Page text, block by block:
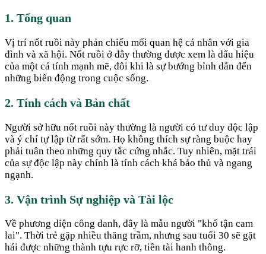
1. Tổng quan
Vị trí nốt ruồi này phản chiếu mối quan hệ cá nhân với gia
đình và xã hội. Nốt ruồi ở đây thường được xem là dấu hiệu
của một cá tính mạnh mẽ, đôi khi là sự bướng bỉnh dẫn đến
những biến động trong cuộc sống.
2. Tính cách và Bản chất
Người sở hữu nốt ruồi này thường là người có tư duy độc lập
và ý chí tự lập từ rất sớm. Họ không thích sự ràng buộc hay
phải tuân theo những quy tắc cứng nhắc. Tuy nhiên, mặt trái
của sự độc lập này chính là tính cách khá bảo thủ và ngang
ngạnh.
3. Vận trình Sự nghiệp và Tài lộc
Về phương diện công danh, đây là mẫu người "khổ tận cam
lai". Thời trẻ gặp nhiều thăng trầm, nhưng sau tuổi 30 sẽ gặt
hái được những thành tựu rực rỡ, tiền tài hanh thông.